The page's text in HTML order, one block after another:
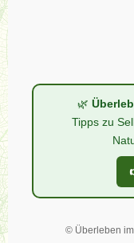
🌿
Tipps zu
© Überleben